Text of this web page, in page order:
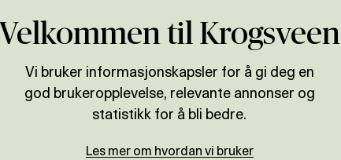
Velkommen til Krogsveen
Vi bruker informasjonskapsler for å gi deg en
god brukeropplevelse, relevante annonser og
statistikk for å bli bedre.
Les mer om hvordan vi bruker